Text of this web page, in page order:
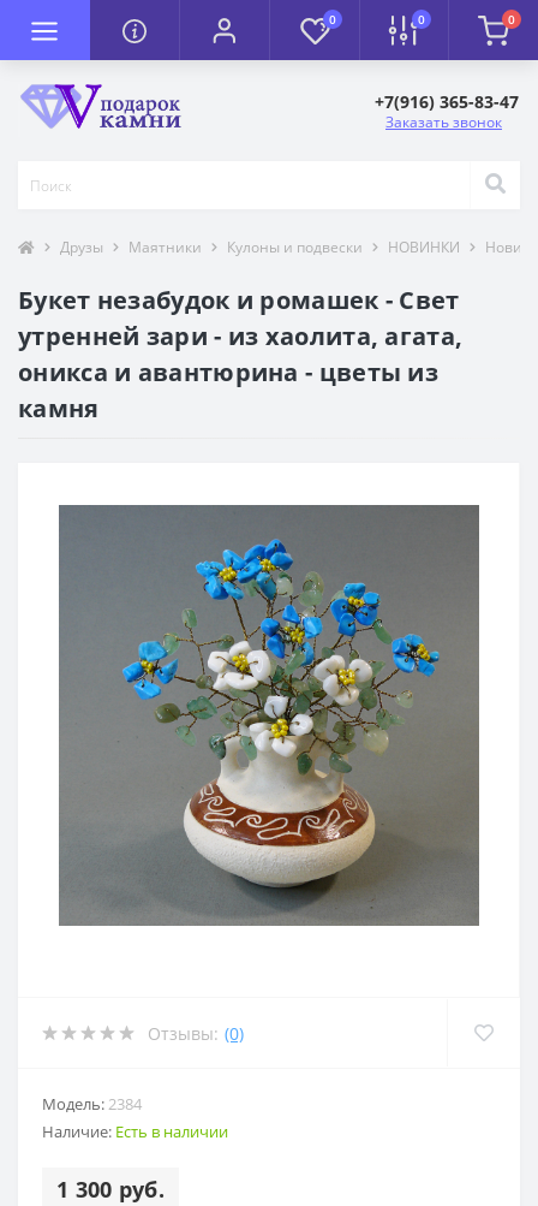
0 0 0
+7(916) 365-83-47
Заказать звонок
Друзы Маятники Кулоны и подвески НОВИНКИ
Букет незабудок и ромашек - Свет
утренней зари - из хаолита, агата,
оникса и авантюрина - цветы из
камня
Отзывы: (0)
Модель:2384
Наличие: Есть в наличии
1 300 руб.